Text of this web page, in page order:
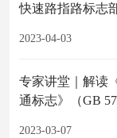
快速路指路标志
2023-04-03
专家讲堂｜解读
通标志》（GB
2023-03-07